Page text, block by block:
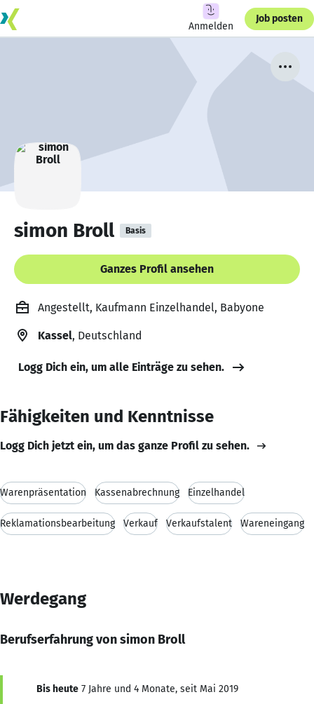
Anmelden
Job posten
simon Broll Basis
Ganzes Profil ansehen
Angestellt, Kaufmann Einzelhandel, Babyone
Kassel, Deutschland
Logg Dich ein, um alle Einträge zu sehen.
Fähigkeiten und Kenntnisse
Logg Dich jetzt ein, um das ganze Profil zu sehen.
Warenpräsentation Kassenabrechnung Einzelhandel
Reklamationsbearbeitung Verkauf Verkaufstalent Wareneingang
Werdegang
Berufserfahrung von simon Broll
Bis heute 7 Jahre und 4 Monate, seit Mai 2019